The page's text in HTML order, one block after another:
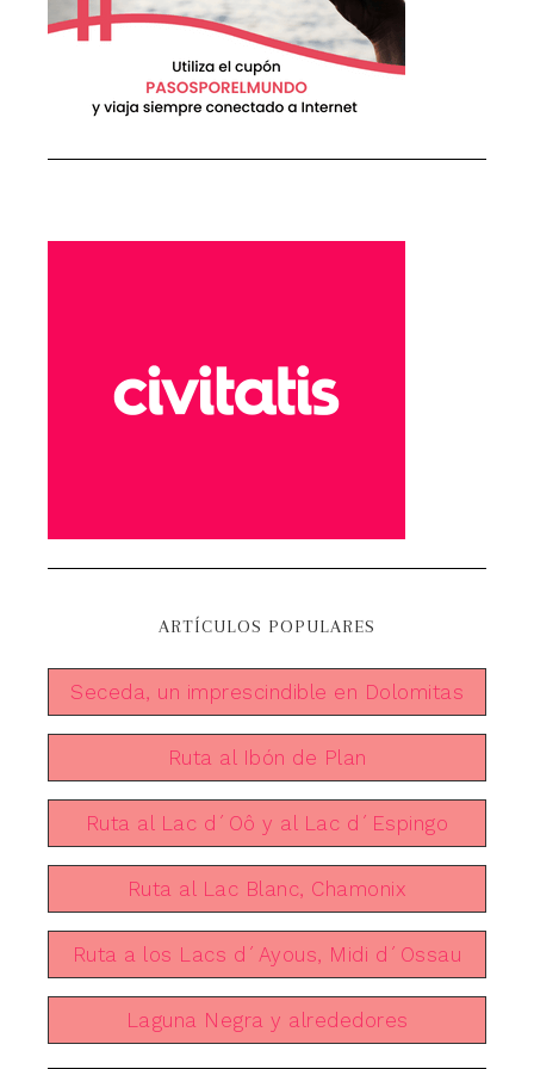
ARTÍCULOS POPULARES
Seceda, un imprescindible en Dolomitas
Ruta al Ibón de Plan
Ruta al Lac d´Oô y al Lac d´Espingo
Ruta al Lac Blanc, Chamonix
Ruta a los Lacs d´Ayous, Midi d´Ossau
Laguna Negra y alrededores